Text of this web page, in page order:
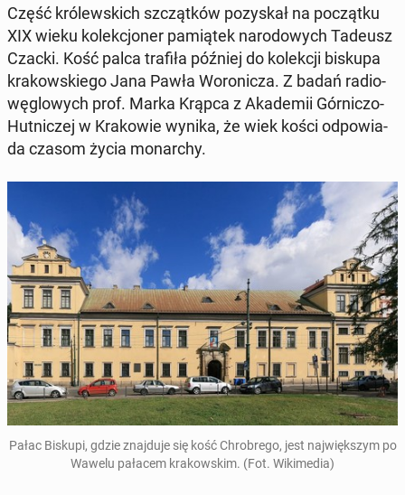
Część kró­lew­skich szcząt­ków po­zy­skał na po­cząt­ku
XIX wieku ko­lek­cjo­ner pa­mią­tek na­ro­do­wych Tadeusz
Czacki. Kość palca trafiła później do ko­lek­cji biskupa
kra­kow­skie­go Jana Pawła Wo­ro­ni­cza. Z badań ra­dio­
wę­glo­wych prof. Marka Krąpca z Aka­de­mii Gór­ni­czo-
Hut­ni­czej w Kra­ko­wie wynika, że wiek kości od­po­wia­
da czasom życia mo­nar­chy.
Pałac Biskupi, gdzie znaj­du­je się kość Chro­bre­go, jest naj­więk­szym po
Wawelu pałacem kra­kow­skim. (Fot. Wi­ki­me­dia)